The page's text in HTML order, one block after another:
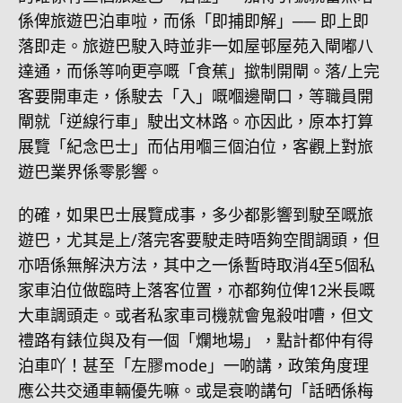
係俾旅遊巴泊車啦，而係「即捕即解」── 即上即
落即走。旅遊巴駛入時並非一如屋邨屋苑入閘嘟八
達通，而係等响更亭嘅「食蕉」撳制開閘。落/上完
客要開車走，係駛去「入」嘅嗰邊閘口，等職員開
閘就「逆線行車」駛出文林路。亦因此，原本打算
展覽「紀念巴士」而佔用嗰三個泊位，客觀上對旅
遊巴業界係零影響。
的確，如果巴士展覽成事，多少都影響到駛至嘅旅
遊巴，尤其是上/落完客要駛走時唔夠空間調頭，但
亦唔係無解決方法，其中之一係暫時取消4至5個私
家車泊位做臨時上落客位置，亦都夠位俾12米長嘅
大車調頭走。或者私家車司機就會鬼殺咁嘈，但文
禮路有錶位與及有一個「爛地場」，點計都仲有得
泊車吖！甚至「左膠mode」一啲講，政策角度理
應公共交通車輛優先嘛。或是衰啲講句「話晒係梅